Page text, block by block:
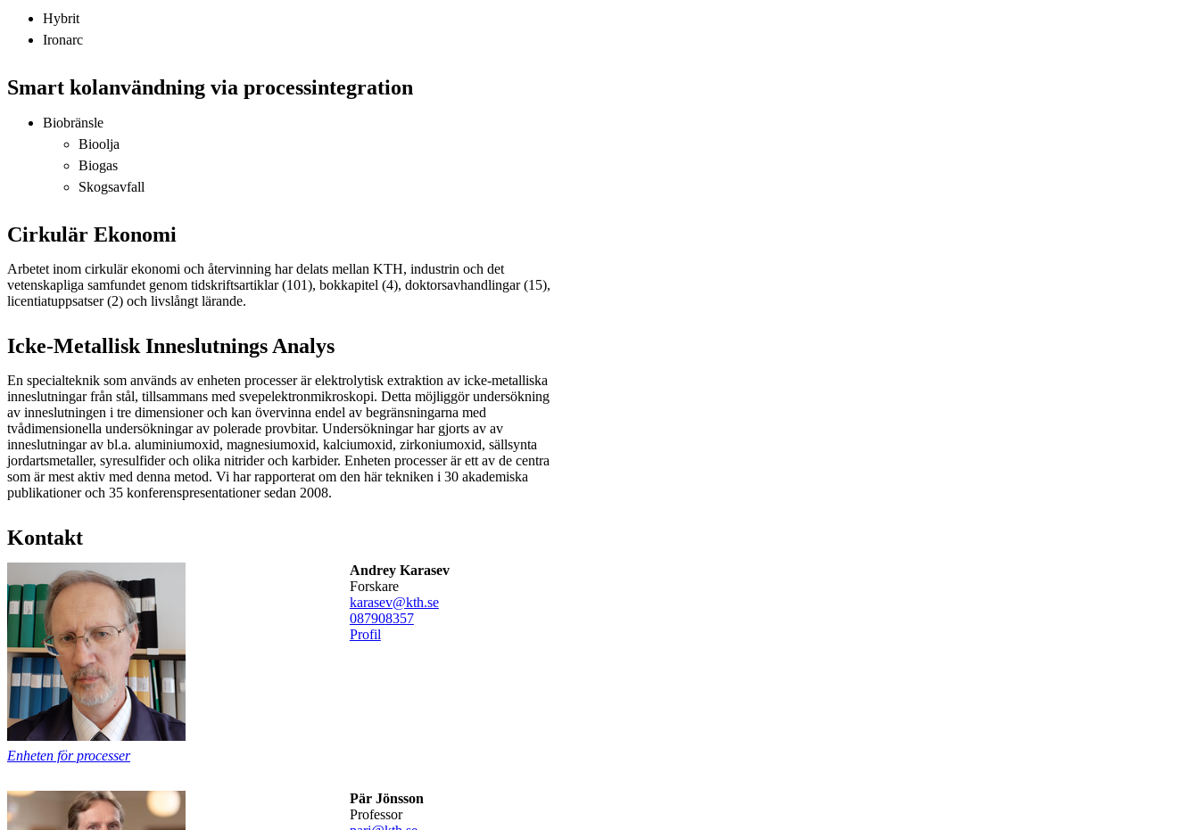
Hybrit
Ironarc
Smart kolanvändning via processintegration
Biobränsle
Bioolja
Biogas
Skogsavfall
Cirkulär Ekonomi
Arbetet inom cirkulär ekonomi och återvinning har delats mellan KTH, industrin och det
vetenskapliga samfundet genom tidskriftsartiklar (101), bokkapitel (4), doktorsavhandlingar (15),
licentiatuppsatser (2) och livslångt lärande.
Icke-Metallisk Inneslutnings Analys
En specialteknik som används av enheten processer är elektrolytisk extraktion av icke-metalliska
inneslutningar från stål, tillsammans med svepelektronmikroskopi. Detta möjliggör undersökning
av inneslutningen i tre dimensioner och kan övervinna endel av begränsningarna med
tvådimensionella undersökningar av polerade provbitar. Undersökningar har gjorts av av
inneslutningar av bl.a. aluminiumoxid, magnesiumoxid, kalciumoxid, zirkoniumoxid, sällsynta
jordartsmetaller, syresulfider och olika nitrider och karbider. Enheten processer är ett av de centra
som är mest aktiv med denna metod. Vi har rapporterat om den här tekniken i 30 akademiska
publikationer och 35 konferenspresentationer sedan 2008.
Kontakt
Andrey Karasev
forskare
karasev@kth.se
087908357
Profil
Enheten för processer
Pär Jönsson
professor